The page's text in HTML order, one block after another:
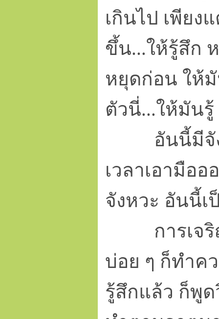
เกินไป เพียง
ขึ้น...ให้รู้สึก
หยุดก่อน ให้
ตัวนี่...ให้มัน
อันนี้มีจังห
เวลาเอามือ
จังหวะ อันนี้เ
การเจริญ
บ่อย ๆ ก็ทำค
รู้สึกแล้ว ก็พู